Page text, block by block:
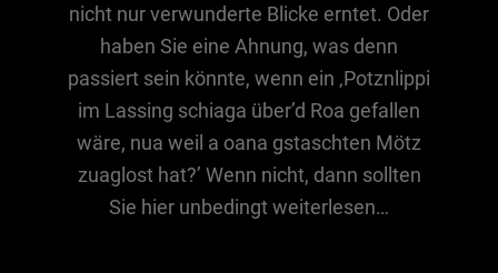
BEITRÄGE NACH MONAT
nicht nur verwunderte Blicke erntet. Oder
haben Sie eine Ahnung, was denn
passiert sein könnte, wenn ein ‚Potznlippi
im Lassing schiaga über’d Roa gefallen
wäre, nua weil a oana gstaschten Mötz
zuaglost hat?’ Wenn nicht, dann sollten
Sie hier unbedingt weiterlesen…